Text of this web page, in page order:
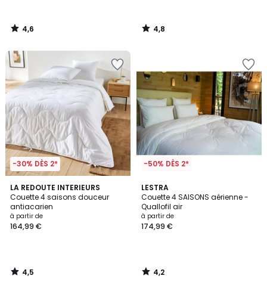
4,6
/
4,8
/
-30% DÈS 2*
LA REDOUTE INTERIEURS
Couette 4 saisons douceur
antiacarien
à partir de
164,99 €
4,5
/ 5
4,5
/
-50% DÈS 2*
LESTRA
Couette 4 SAISONS aérienne -
Quallofil air
à partir de
174,99 €
4,2
/ 5
4,2
/